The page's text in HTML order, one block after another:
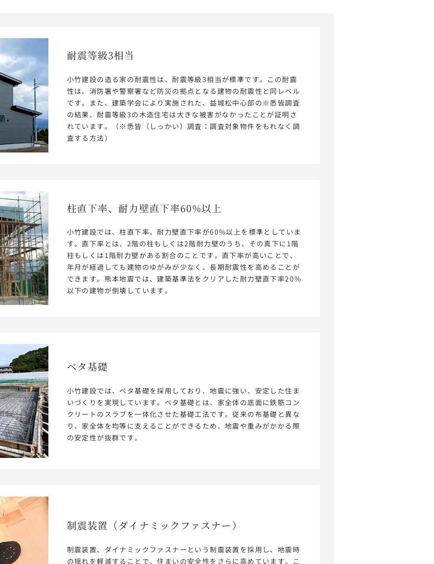
耐震等級3相当
小竹建設の造る家の耐震性は、耐震等級3相当が標準です。この耐震
性は、消防署や警察署など防災の拠点となる建物の耐震性と同レベル
です。また、建築学会により実施された、益城松中心部の※悉皆調査
の結果、耐震等級3の木造住宅は大きな被害がなかったことが証明さ
れています。（※悉皆（しっかい）調査：調査対象物件をもれなく調
査する方法）
柱直下率、耐力壁直下率60%以上
小竹建設では、柱直下率、耐力壁直下率が60%以上を標準としていま
す。直下率とは、2階の柱もしくは2階耐力壁のうち、その真下に1階
柱もしくは1階耐力壁がある割合のことです。直下率が高いことで、
年月が経過しても建物のゆがみが少なく、長期耐震性を高めることが
できます。熊本地震では、建築基準法をクリアした耐力壁直下率20％
以下の建物が倒壊しています。
ベタ基礎
小竹建設では、ベタ基礎を採用しており、地震に強い、安定した住ま
いづくりを実現しています。ベタ基礎とは、家全体の底面に鉄筋コン
クリートのスラブを一体化させた基礎工法です。従来の布基礎と異な
り、家全体を均等に支えることができるため、地震や重みがかかる際
の安定性が抜群です。
制震装置 （ダイナミックファスナー）
制震装置、ダイナミックファスナーという制震装置を採用し、地震時
の揺れを軽減することで、住まいの安全性をさらに高めています。こ